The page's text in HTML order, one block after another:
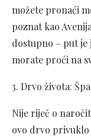
možete pronaći
poznat kao
dostupno – put je
morate proći na
3. Drvo života:
Nije riječ o
ovo drvo privuklo